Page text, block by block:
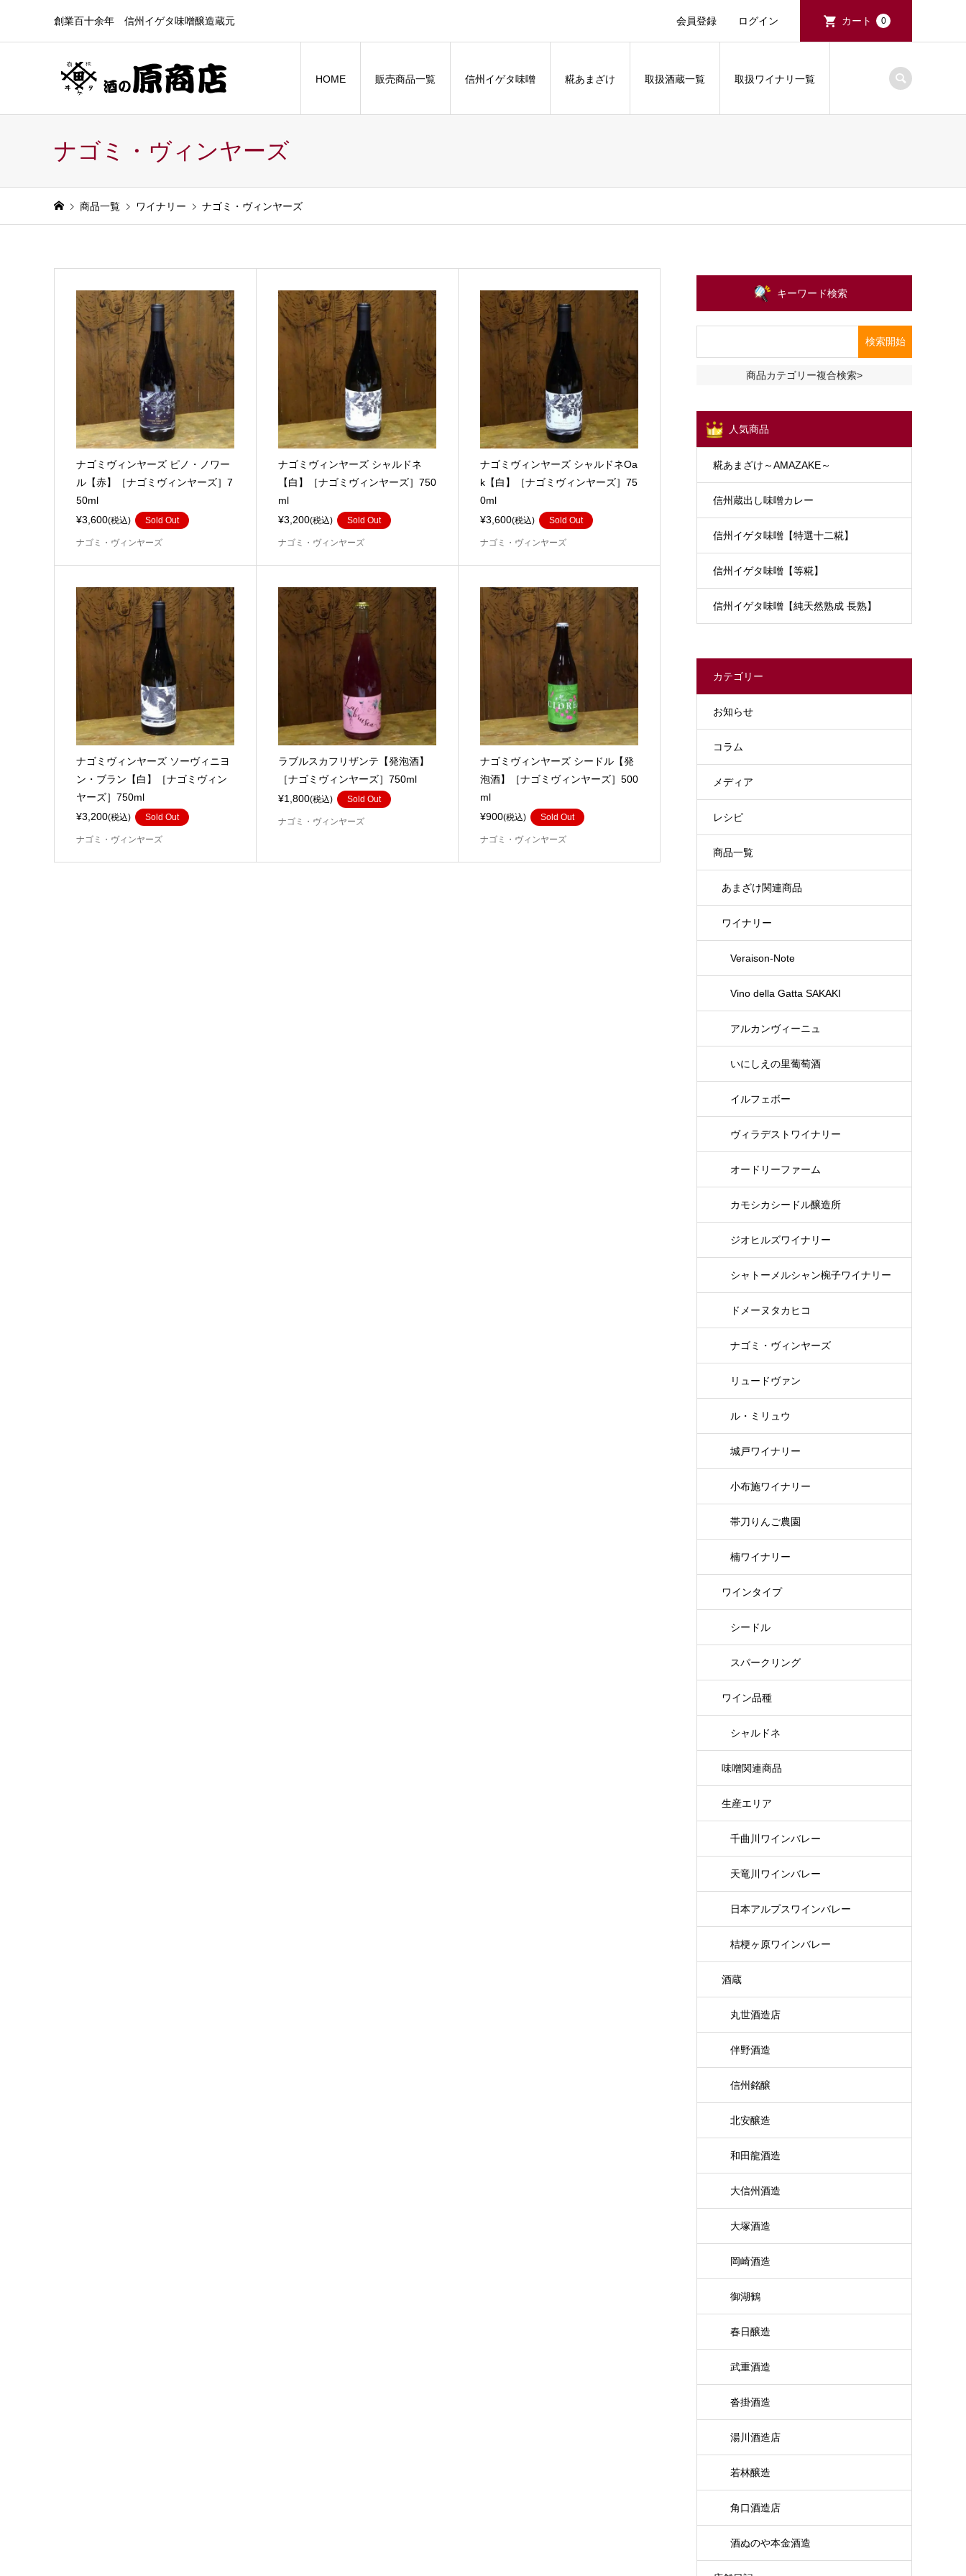
創業百十余年 信州イゲタ味噌醸造蔵元 会員登録 ログイン カート 0
HOME 販売商品一覧 信州イゲタ味噌 糀あまざけ 取扱酒蔵一覧 取扱ワイナリ一覧
ナゴミ・ヴィンヤーズ
商品一覧 ワイナリー ナゴミ・ヴィンヤーズ
ナゴミヴィンヤーズ ピノ・ノワー
ル【赤】［ナゴミヴィンヤーズ］7
50ml
¥3,600(税込) Sold Out
ナゴミ・ヴィンヤーズ
ナゴミヴィンヤーズ シャルドネ
【白】［ナゴミヴィンヤーズ］750
ml
¥3,200(税込) Sold Out
ナゴミ・ヴィンヤーズ
ナゴミヴィンヤーズ シャルドネOa
k【白】［ナゴミヴィンヤーズ］75
0ml
¥3,600(税込) Sold Out
ナゴミ・ヴィンヤーズ
ナゴミヴィンヤーズ ソーヴィニヨ
ン・ブラン【白】［ナゴミヴィン
ヤーズ］750ml
¥3,200(税込) Sold Out
ナゴミ・ヴィンヤーズ
ラブルスカフリザンテ【発泡酒】
［ナゴミヴィンヤーズ］750ml
¥1,800(税込) Sold Out
ナゴミ・ヴィンヤーズ
ナゴミヴィンヤーズ シードル【発
泡酒】［ナゴミヴィンヤーズ］500
ml
¥900(税込) Sold Out
ナゴミ・ヴィンヤーズ
キーワード検索
商品カテゴリー複合検索>
人気商品
糀あまざけ～AMAZAKE～
信州蔵出し味噌カレー
信州イゲタ味噌【特選十二糀】
信州イゲタ味噌【等糀】
信州イゲタ味噌【純天然熟成 長熟】
カテゴリー
お知らせ
コラム
メディア
レシピ
商品一覧
あまざけ関連商品
ワイナリー
Veraison-Note
Vino della Gatta SAKAKI
アルカンヴィーニュ
いにしえの里葡萄酒
イルフェボー
ヴィラデストワイナリー
オードリーファーム
カモシカシードル醸造所
ジオヒルズワイナリー
シャトーメルシャン椀子ワイナリー
ドメーヌタカヒコ
ナゴミ・ヴィンヤーズ
リュードヴァン
ル・ミリュウ
城戸ワイナリー
小布施ワイナリー
帯刀りんご農園
楠ワイナリー
ワインタイプ
シードル
スパークリング
ワイン品種
シャルドネ
味噌関連商品
生産エリア
千曲川ワインバレー
天竜川ワインバレー
日本アルプスワインバレー
桔梗ヶ原ワインバレー
酒蔵
丸世酒造店
伴野酒造
信州銘醸
北安醸造
和田龍酒造
大信州酒造
大塚酒造
岡崎酒造
御湖鶴
春日醸造
武重酒造
沓掛酒造
湯川酒造店
若林醸造
角口酒造店
酒ぬのや本金酒造